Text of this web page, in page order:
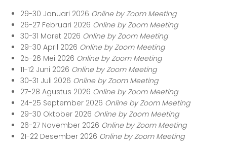
29-30 Januari 2026 Online by Zoom Meeting
26-27 Februari 2026 Online by Zoom Meeting
30-31 Maret 2026 Online by Zoom Meeting
29-30 April 2026 Online by Zoom Meeting
25-26 Mei 2026 Online by Zoom Meeting
11-12 Juni 2026 Online by Zoom Meeting
30-31 Juli 2026 Online by Zoom Meeting
27-28 Agustus 2026 Online by Zoom Meeting
24-25 September 2026 Online by Zoom Meeting
29-30 Oktober 2026 Online by Zoom Meeting
26-27 November 2026 Online by Zoom Meeting
21-22 Desember 2026 Online by Zoom Meeting